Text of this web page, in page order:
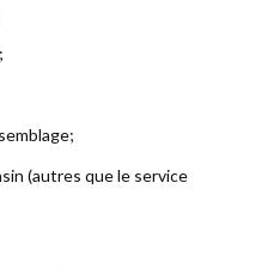
(autres que le service